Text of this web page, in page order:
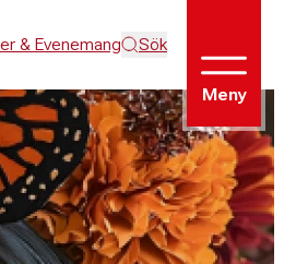
& Evenemang Sök
Meny